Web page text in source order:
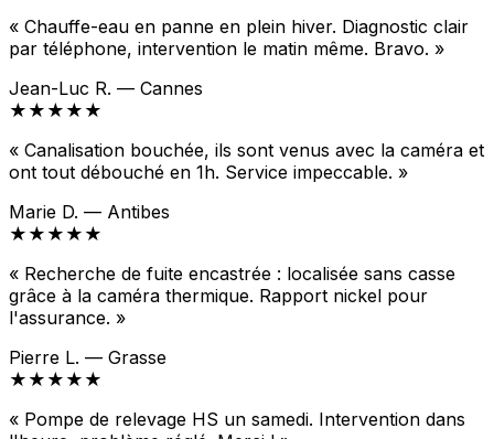
« Chauffe-eau en panne en plein hiver. Diagnostic clair
par téléphone, intervention le matin même. Bravo. »
Jean-Luc R. — Cannes
★★★★★
« Canalisation bouchée, ils sont venus avec la caméra et
ont tout débouché en 1h. Service impeccable. »
Marie D. — Antibes
★★★★★
« Recherche de fuite encastrée : localisée sans casse
grâce à la caméra thermique. Rapport nickel pour
l'assurance. »
Pierre L. — Grasse
★★★★★
« Pompe de relevage HS un samedi. Intervention dans